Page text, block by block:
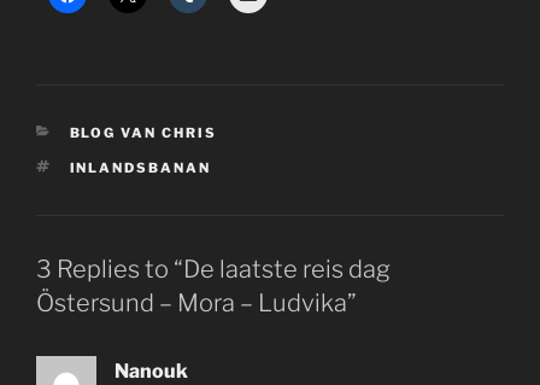
CATEGORIES
BLOG VAN CHRIS
TAGS
INLANDSBANAN
3 Replies to “De laatste reis dag
Östersund – Mora – Ludvika”
Nanouk